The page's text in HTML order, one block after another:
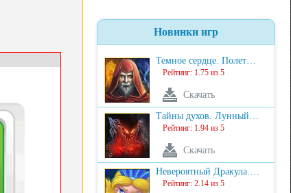
Новинки игр
Темное сердце. Полет…
Рейтинг: 1.75 из 5
Скачать
Тайны духов. Лунный…
Рейтинг: 1.94 из 5
Скачать
Невероятный Дракула.…
Рейтинг: 2.14 из 5